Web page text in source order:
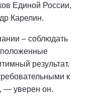
Единой России,
Карелин.
– соблюдать
положенные
результат.
к
— уверен он.